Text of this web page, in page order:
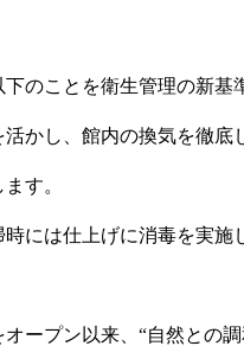
のことを衛生管理の新基
かし、館内の換気を徹底
す。
には仕上げに消毒を実
ープン以来、“自然との